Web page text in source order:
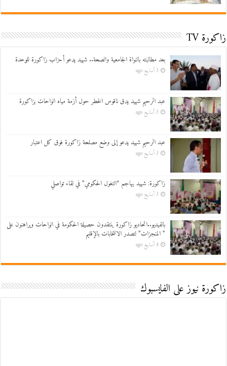
زاكورة TV
بعد مطالبته بالنواة الجامعية والصحة.. شهيد يدعو أحزاب زاكورة للوحدة
3 أسابيع ago
عبد الرحيم شهيد يدق ناقوس الخطر حول أزمة مياه الواحات بزاكورة
3 أسابيع ago
عبد الرحيم شهيد يدعو إلى وضع مصلحة زاكورة فوق كل اعتبار
3 أسابيع ago
زاكورة: شهيد يهاجم “التغول الحكومي” في لقاء تواصلي
3 أسابيع ago
بالفيديو..اتحاديو زاكورة ينتقدون حصيلة الحكومة في الواحات ويراهنون على
” المنجزات” لتصدر الانتخابات بالإقليم
4 أسابيع ago
زاكورة نيوز على الفايسبوك